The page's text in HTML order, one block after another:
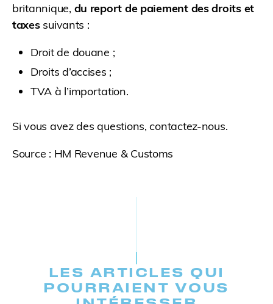
britannique, du report de paiement des droits et
taxessuivants :
Droit de douane ;
Droits d’accises ;
TVA à l’importation.
Si vous avez des questions, contactez-nous.
Source : HM Revenue & Customs
LES ARTICLES QUI
POURRAIENT VOUS